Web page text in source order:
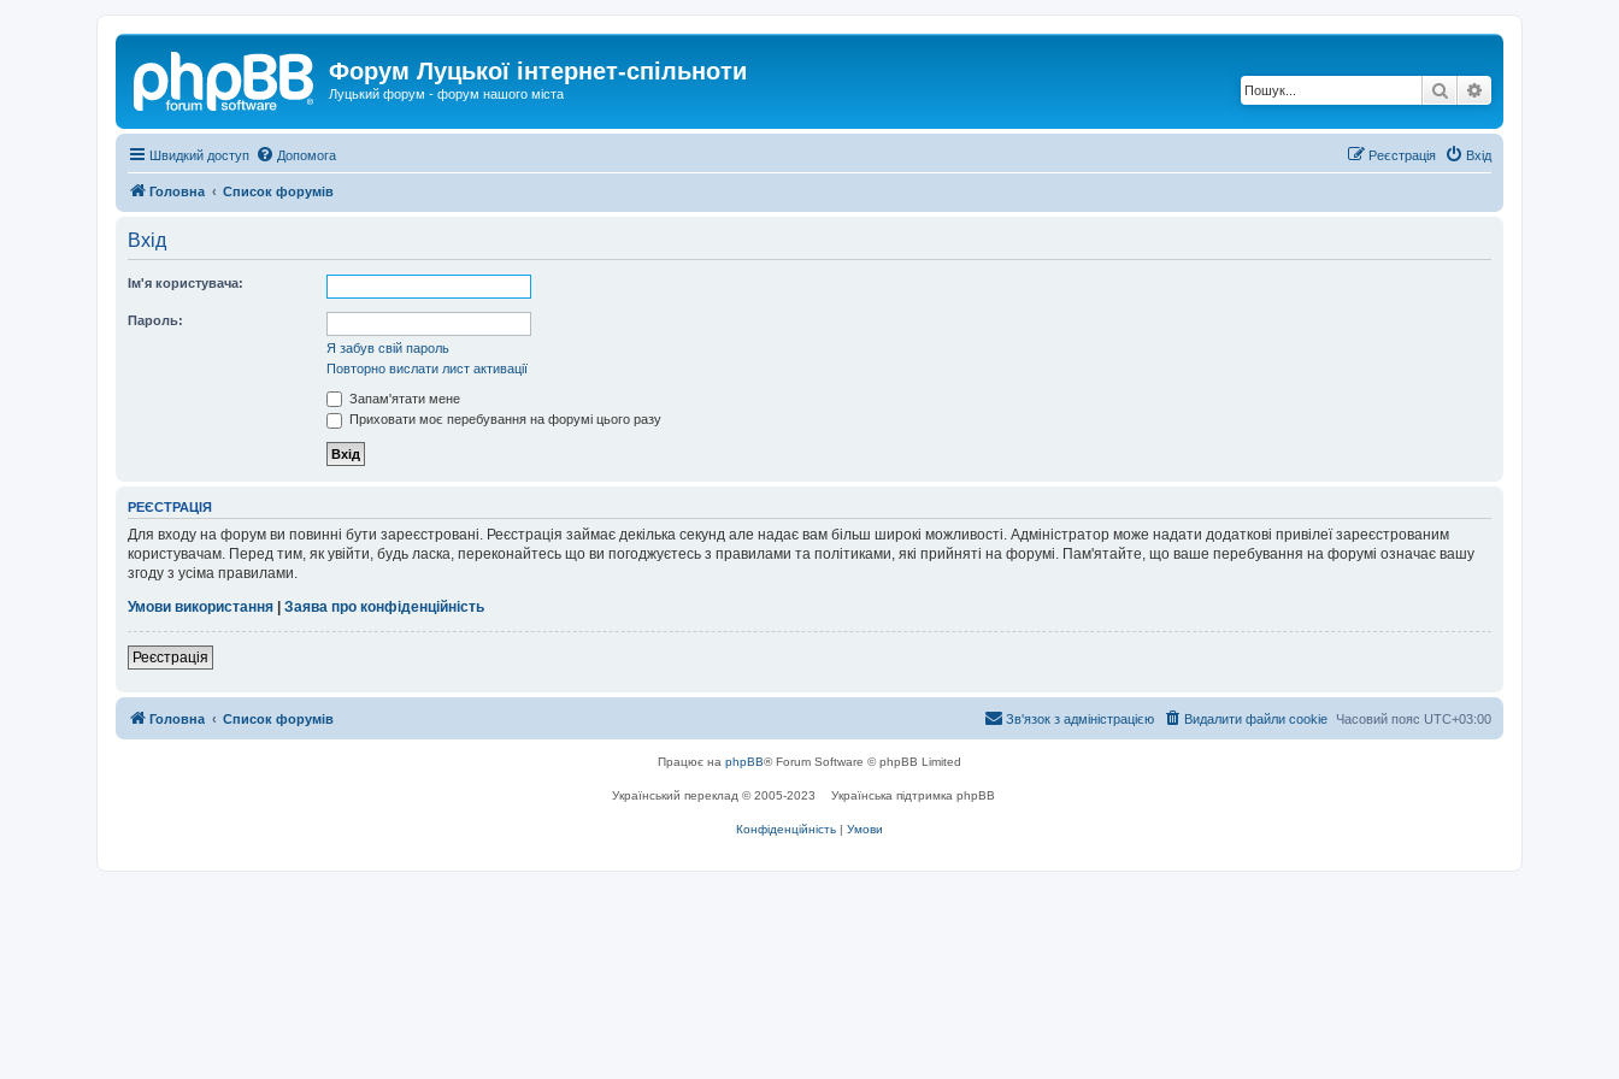
Форум Луцької інтернет-спільноти
Луцький форум - форум нашого міста Пошук
Швидкий доступ Допомога Вхід
Реєстрація
Головна Список форумів
Вхід
Ім'я користувача:
Пароль:
Я забув свій пароль
Повторно вислати лист активації
Запам'ятати мене
Приховати моє перебування на форумі цього разу
РЕЄСТРАЦІЯ
Для входу на форум ви повинні бути зареєстровані. Реєстрація займає декілька секунд але надає вам більш широкі можливості. Адміністратор може надати додаткові привілеї зареєстрованим
користувачам. Перед тим, як увійти, будь ласка, переконайтесь що ви погоджуєтесь з правилами та політиками, які прийняті на форумі. Пам'ятайте, що ваше перебування на форумі означає вашу
згоду з усіма правилами.
Умови використання
Заява про конфіденційність
Реєстрація
Головна Список форумів Часовий пояс UTC+03:00
Видалити файли cookie
Зв'язок з адміністрацією
Працює на phpBB® Forum Software © phpBB Limited
Український переклад © 2005-2023 Українська підтримка phpBB
Конфіденційність | Умови